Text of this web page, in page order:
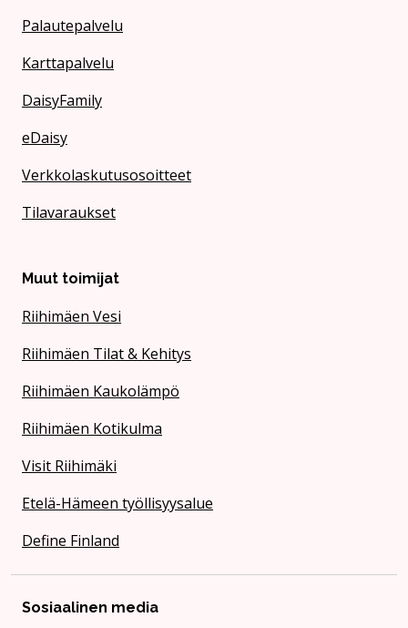
Palautepalvelu
Karttapalvelu
DaisyFamily
eDaisy
Verkkolaskutusosoitteet
Tilavaraukset
Muut toimijat
Riihimäen Vesi
Riihimäen Tilat & Kehitys
Riihimäen Kaukolämpö
Riihimäen Kotikulma
Visit Riihimäki
Etelä-Hämeen työllisyysalue
Define Finland
Sosiaalinen media